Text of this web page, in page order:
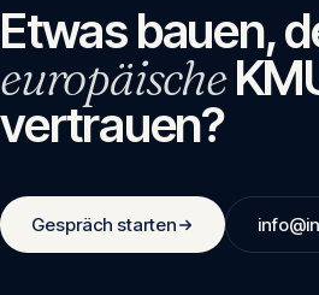
Etwas bauen,
europäische
vertrauen?
Gespräch starten